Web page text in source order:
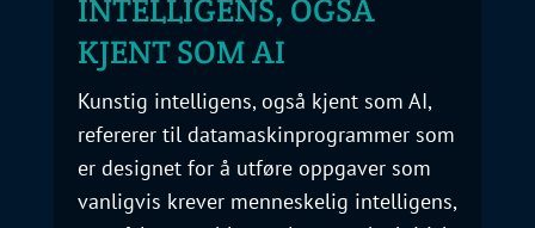
INTELLIGENS, OGSÅ
KJENT SOM AI
Kunstig intelligens, også kjent som AI,
refererer til datamaskinprogrammer som
er designet for å utføre oppgaver som
vanligvis krever menneskelig intelligens,